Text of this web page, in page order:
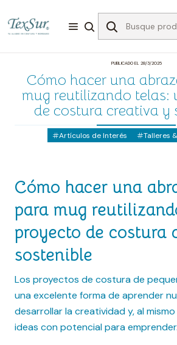
Inicio
Artículos de
Cómo hacer una abrazadera para
un proyecto de costura creativa
PUBLICADO EL 28/3/2025
Cómo hacer una
mug reutilizando telas:
de costura creativa y
Artículos de Interés Talleres
Cómo hacer una
para mug
proyecto de costura
sostenible
Los proyectos de costura de
una excelente forma de aprender
desarrollar la creatividad y, al
ideas con potencial para emprender.